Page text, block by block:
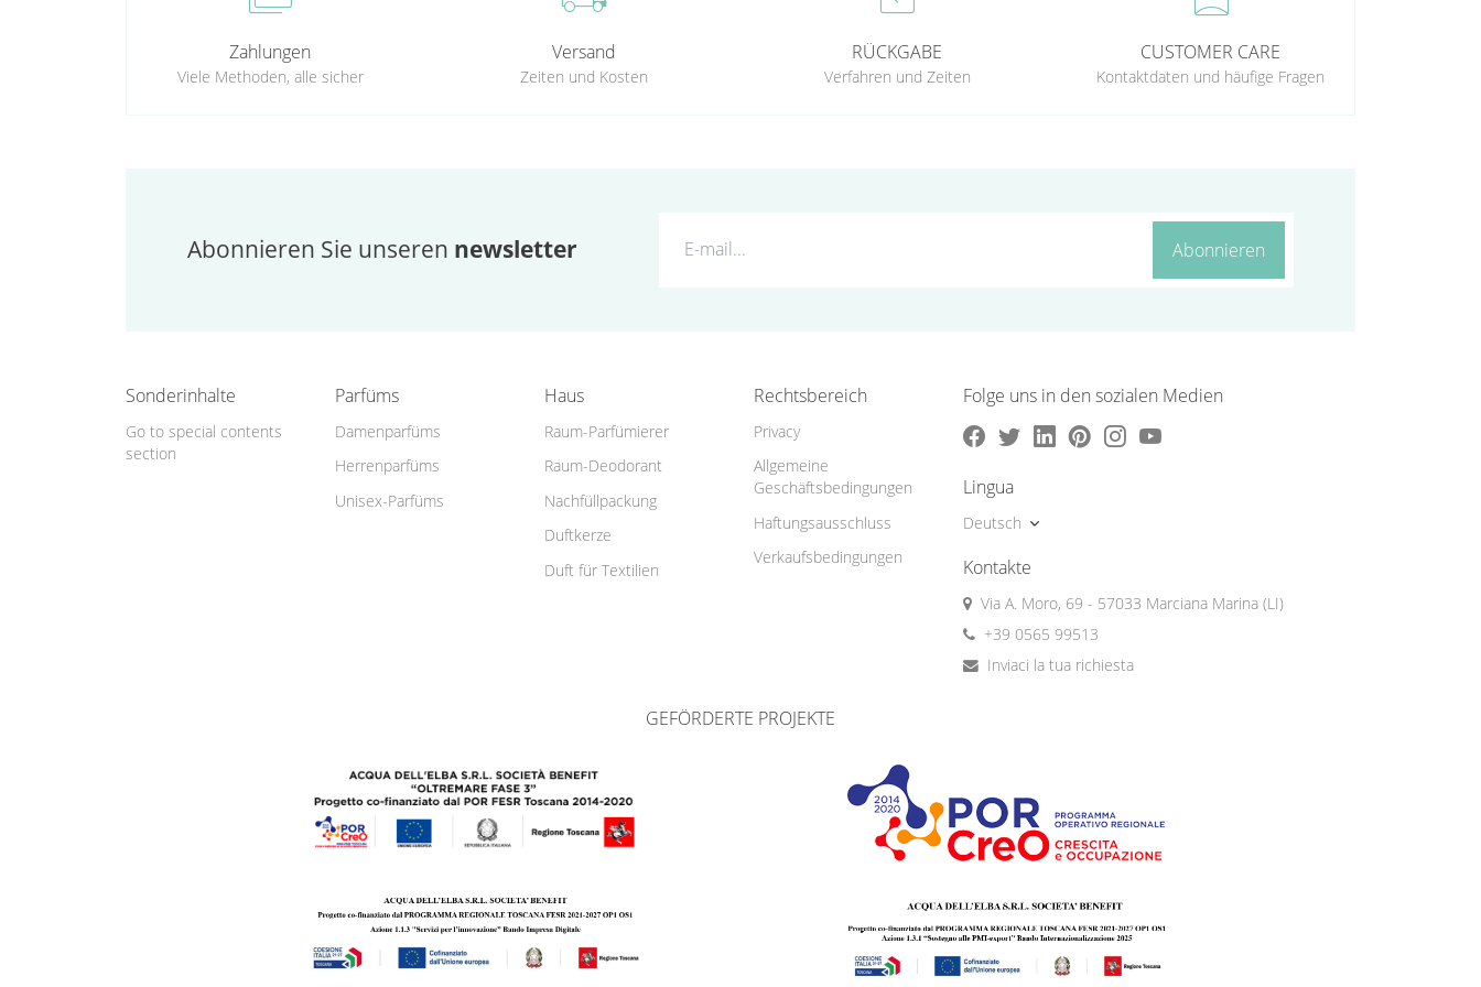
Zahlungen
Viele Methoden, alle sicher
Versand
Zeiten und Kosten
RÜCKGABE
Verfahren und Zeiten
CUSTOMER CARE
Kontaktdaten und häufige Fragen
Abonnieren Sie unseren newsletter Abonnieren
Sonderinhalte
Go to special contents
section
Parfüms
Damenparfüms
Herrenparfüms
Unisex-Parfüms
Haus
Raum-Parfümierer
Raum-Deodorant
Nachfüllpackung
Duftkerze
Duft für Textilien
Rechtsbereich
Privacy
Allgemeine
Geschäftsbedingungen
Haftungsausschluss
Verkaufsbedingungen
Folge uns in den sozialen Medien
Lingua
Deutsch
Kontakte
Via A. Moro, 69 - 57033 Marciana Marina (LI)
+39 0565 99513
Inviaci la tua richiesta
GEFÖRDERTE PROJEKTE